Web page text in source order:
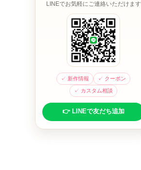
LINEでお気軽にご連絡いただけます
✓ 新作情報 ✓ クーポン
✓ カスタム相談
👉 LINEで友だち追加